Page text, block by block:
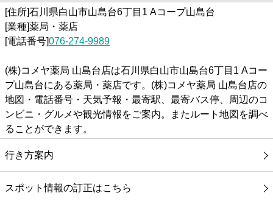
銀行
公共
病院
ホテル
[住所]石川県白山市山島台6丁目1 Aコープ山島台
[業種]薬局・薬店
[電話番号]076-274-9989
(株)コメヤ薬局 山島台店は石川県白山市山島台6丁目1 Aコー
プ山島台にある薬局・薬店です。(株)コメヤ薬局 山島台店の
地図・電話番号・天気予報・最寄駅、最寄バス停、周辺のコ
ンビニ・グルメや観光情報をご案内。またルート地図を調べ
ることができます。
行き方案内
スポット情報の訂正はこちら